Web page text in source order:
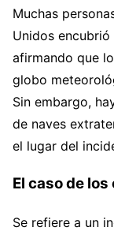
Muchas
Unidos
afirmando que
globo
Sin embargo,
de naves
el lugar del
El caso de
Se refiere a un